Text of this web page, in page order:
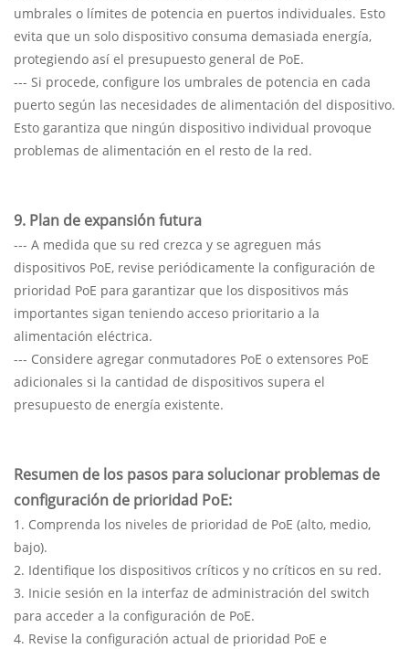
umbrales o límites de potencia en puertos individuales. Esto
evita que un solo dispositivo consuma demasiada energía,
protegiendo así el presupuesto general de PoE.
--- Si procede, configure los umbrales de potencia en cada
puerto según las necesidades de alimentación del dispositivo.
Esto garantiza que ningún dispositivo individual provoque
problemas de alimentación en el resto de la red.
9. Plan de expansión futura
--- A medida que su red crezca y se agreguen más
dispositivos PoE, revise periódicamente la configuración de
prioridad PoE para garantizar que los dispositivos más
importantes sigan teniendo acceso prioritario a la
alimentación eléctrica.
--- Considere agregar conmutadores PoE o extensores PoE
adicionales si la cantidad de dispositivos supera el
presupuesto de energía existente.
Resumen de los pasos para solucionar problemas de
configuración de prioridad PoE:
1. Comprenda los niveles de prioridad de PoE (alto, medio,
bajo).
2. Identifique los dispositivos críticos y no críticos en su red.
3. Inicie sesión en la interfaz de administración del switch
para acceder a la configuración de PoE.
4. Revise la configuración actual de prioridad PoE e